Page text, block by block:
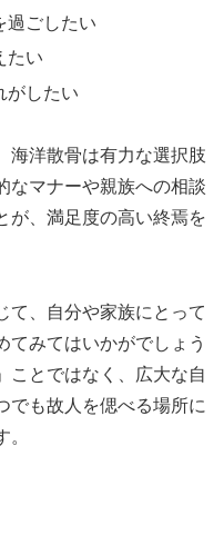
過ごしたい
たい
がしたい
海洋散骨は有力な選択肢
なマナーや親族への相談
が、満足度の高い終焉を
て、自分や家族にとって
てみてはいかがでしょう
ことではなく、広大な自
でも故人を偲べる場所に